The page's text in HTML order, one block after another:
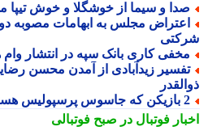
و سیما از خوشگلا و خوش تیپا می
مجلس به ابهامات مصوبه دولت
کاری بانک سپه در انتشار وام
زیدآبادی از آمدن محسن رضایی
فوتبال در صبح فوتبالی